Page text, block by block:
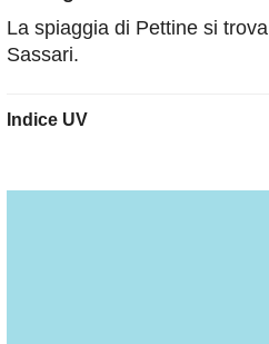
La spiaggia di Pettine si
Sassari.
Indice UV